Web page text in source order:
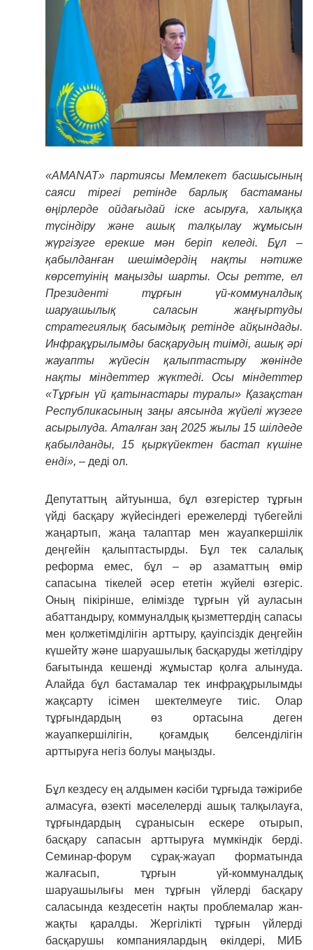
«AMANAT» партиясы Мемлекет басшысының
саяси тірегі ретінде барлық бастаманы
өңірлерде ойдағыдай іске асыруға, халыққа
түсіндіру және ашық талқылау жұмысын
жүргізуге ерекше мән беріп келеді. Бұл –
қабылданған шешімдердің нақты нәтиже
көрсетуінің маңызды шарты. Осы ретте, ел
Президенті тұрғын үй-коммуналдық
шаруашылық саласын жаңғыртуды
стратегиялық басымдық ретінде айқындады.
Инфрақұрылымды басқарудың тиімді, ашық әрі
жауапты жүйесін қалыптастыру жөнінде
нақты міндеттер жүктеді. Осы міндеттер
«Тұрғын үй қатынастары туралы» Қазақстан
Республикасының заңы аясында жүйелі жүзеге
асырылуда. Аталған заң 2025 жылы 15 шілдеде
қабылданды, 15 қыркүйектен бастап күшіне
енді», – деді ол.
Депутаттың айтуынша, бұл өзгерістер тұрғын
үйді басқару жүйесіндегі ережелерді түбегейлі
жаңартып, жаңа талаптар мен жауапкершілік
деңгейін қалыптастырды. Бұл тек салалық
реформа емес, бұл – әр азаматтың өмір
сапасына тікелей әсер ететін жүйелі өзгеріс.
Оның пікірінше, елімізде тұрғын үй ауласын
абаттандыру, коммуналдық қызметтердің сапасы
мен қолжетімділігін арттыру, қауіпсіздік деңгейін
күшейту және шаруашылық басқаруды жетілдіру
бағытында кешенді жұмыстар қолға алынуда.
Алайда бұл бастамалар тек инфрақұрылымды
жақсарту ісімен шектелмеуге тиіс. Олар
тұрғындардың өз ортасына деген
жауапкершілігін, қоғамдық белсенділігін
арттыруға негіз болуы маңызды.
Бұл кездесу ең алдымен кәсіби тұрғыда тәжірибе
алмасуға, өзекті мәселелерді ашық талқылауға,
тұрғындардың сұранысын ескере отырып,
басқару сапасын арттыруға мүмкіндік берді.
Семинар-форум сұрақ-жауап форматында
жалғасып, тұрғын үй-коммуналдық
шаруашылығы мен тұрғын үйлерді басқару
саласында кездесетін нақты проблемалар жан-
жақты қаралды. Жергілікті тұрғын үйлерді
басқарушы компаниялардың өкілдері, МИБ